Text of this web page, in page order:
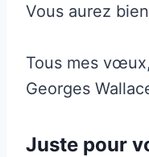
Vous aurez
Tous mes vœux,
Georges
Juste pour